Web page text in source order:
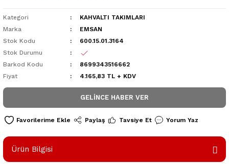
Kategori
KAHVALTI TAKIMLARI
Marka
EMSAN
Stok Kodu
600.15.01.3164
Stok Durumu
Barkod Kodu
8699343516662
Fiyat
4.165,83 TL + KDV
GELINCE HABER VER
Paylaş Tavsiye Et Yorum Yaz
Ürün Bilgisi